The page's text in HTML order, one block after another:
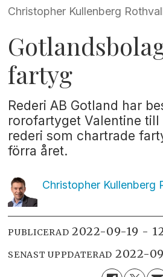
Christopher Kullenberg
fartyg
Rederi AB Gotland har
rorofartyget Valentine till
rederi som chartrade
förra året.
Christopher Kullenberg
PUBLICERAD 2022-09-19 -
SENAST UPPDATERAD 2022-